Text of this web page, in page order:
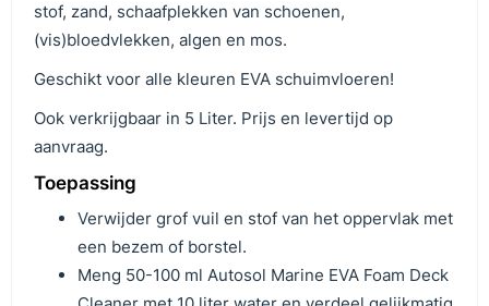
stof, zand, schaafplekken van schoenen,
(vis)bloedvlekken, algen en mos.
Geschikt voor alle kleuren EVA schuimvloeren!
Ook verkrijgbaar in 5 Liter. Prijs en levertijd op
aanvraag.
Toepassing
Verwijder grof vuil en stof van het oppervlak met
een bezem of borstel.
Meng 50-100 ml Autosol Marine EVA Foam Deck